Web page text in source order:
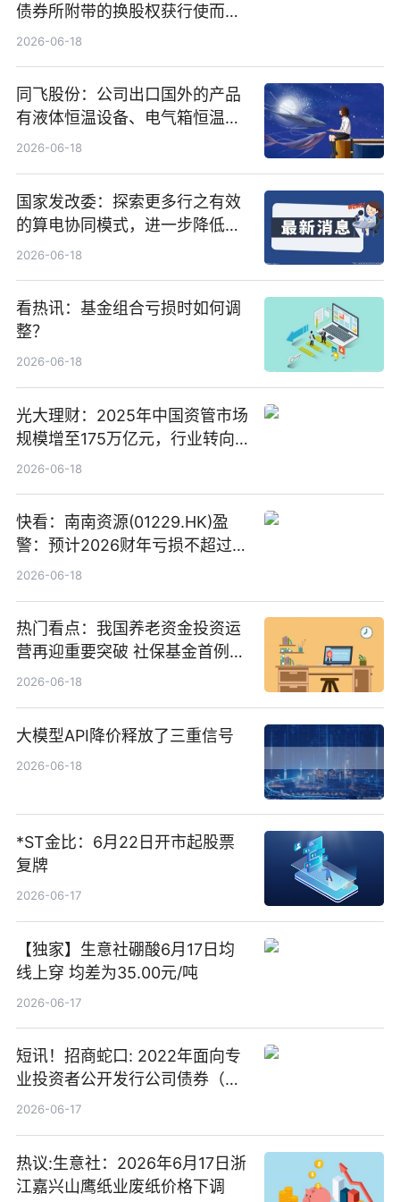
债券所附带的换股权获行使而发
行5200万股
2026-06-18
同飞股份：公司出口国外的产品
有液体恒温设备、电气箱恒温装
置、纯水冷却单元和特种换热器
2026-06-18
国家发改委：探索更多行之有效
的算电协同模式，进一步降低网
络传输时延_最资讯
2026-06-18
看热讯：基金组合亏损时如何调
整？
2026-06-18
光大理财：2025年中国资管市场
规模增至175万亿元，行业转向
“量质并重”
2026-06-18
快看：南南资源(01229.HK)盈
警：预计2026财年亏损不超过
1000万港元
2026-06-18
热门看点：我国养老资金投资运
营再迎重要突破 社保基金首例期
货账户完成开立
2026-06-18
大模型API降价释放了三重信号
2026-06-18
*ST金比：6月22日开市起股票
复牌
2026-06-17
【独家】生意社硼酸6月17日均
线上穿 均差为35.00元/吨
2026-06-17
短讯！招商蛇口: 2022年面向专
业投资者公开发行公司债券（第
二期）（品种二）2026年付息公
2026-06-17
热议:生意社：2026年6月17日浙
江嘉兴山鹰纸业废纸价格下调